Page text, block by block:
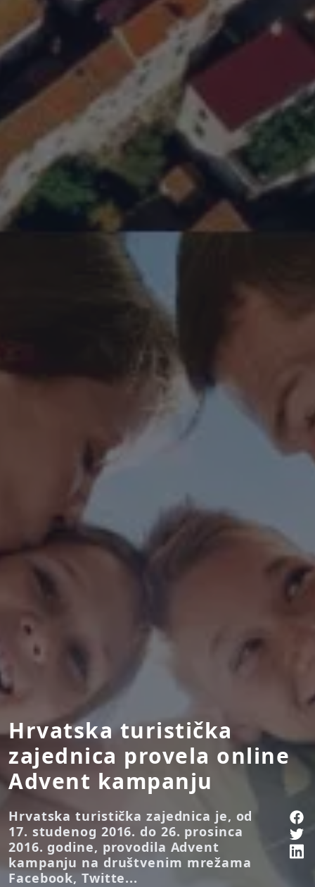
Hrvatska turistička
zajednica provela online
Advent kampanju
Hrvatska turistička zajednica je, od
17. studenog 2016. do 26. prosinca
2016. godine, provodila Advent
kampanju na društvenim mrežama
Facebook, Twitte...